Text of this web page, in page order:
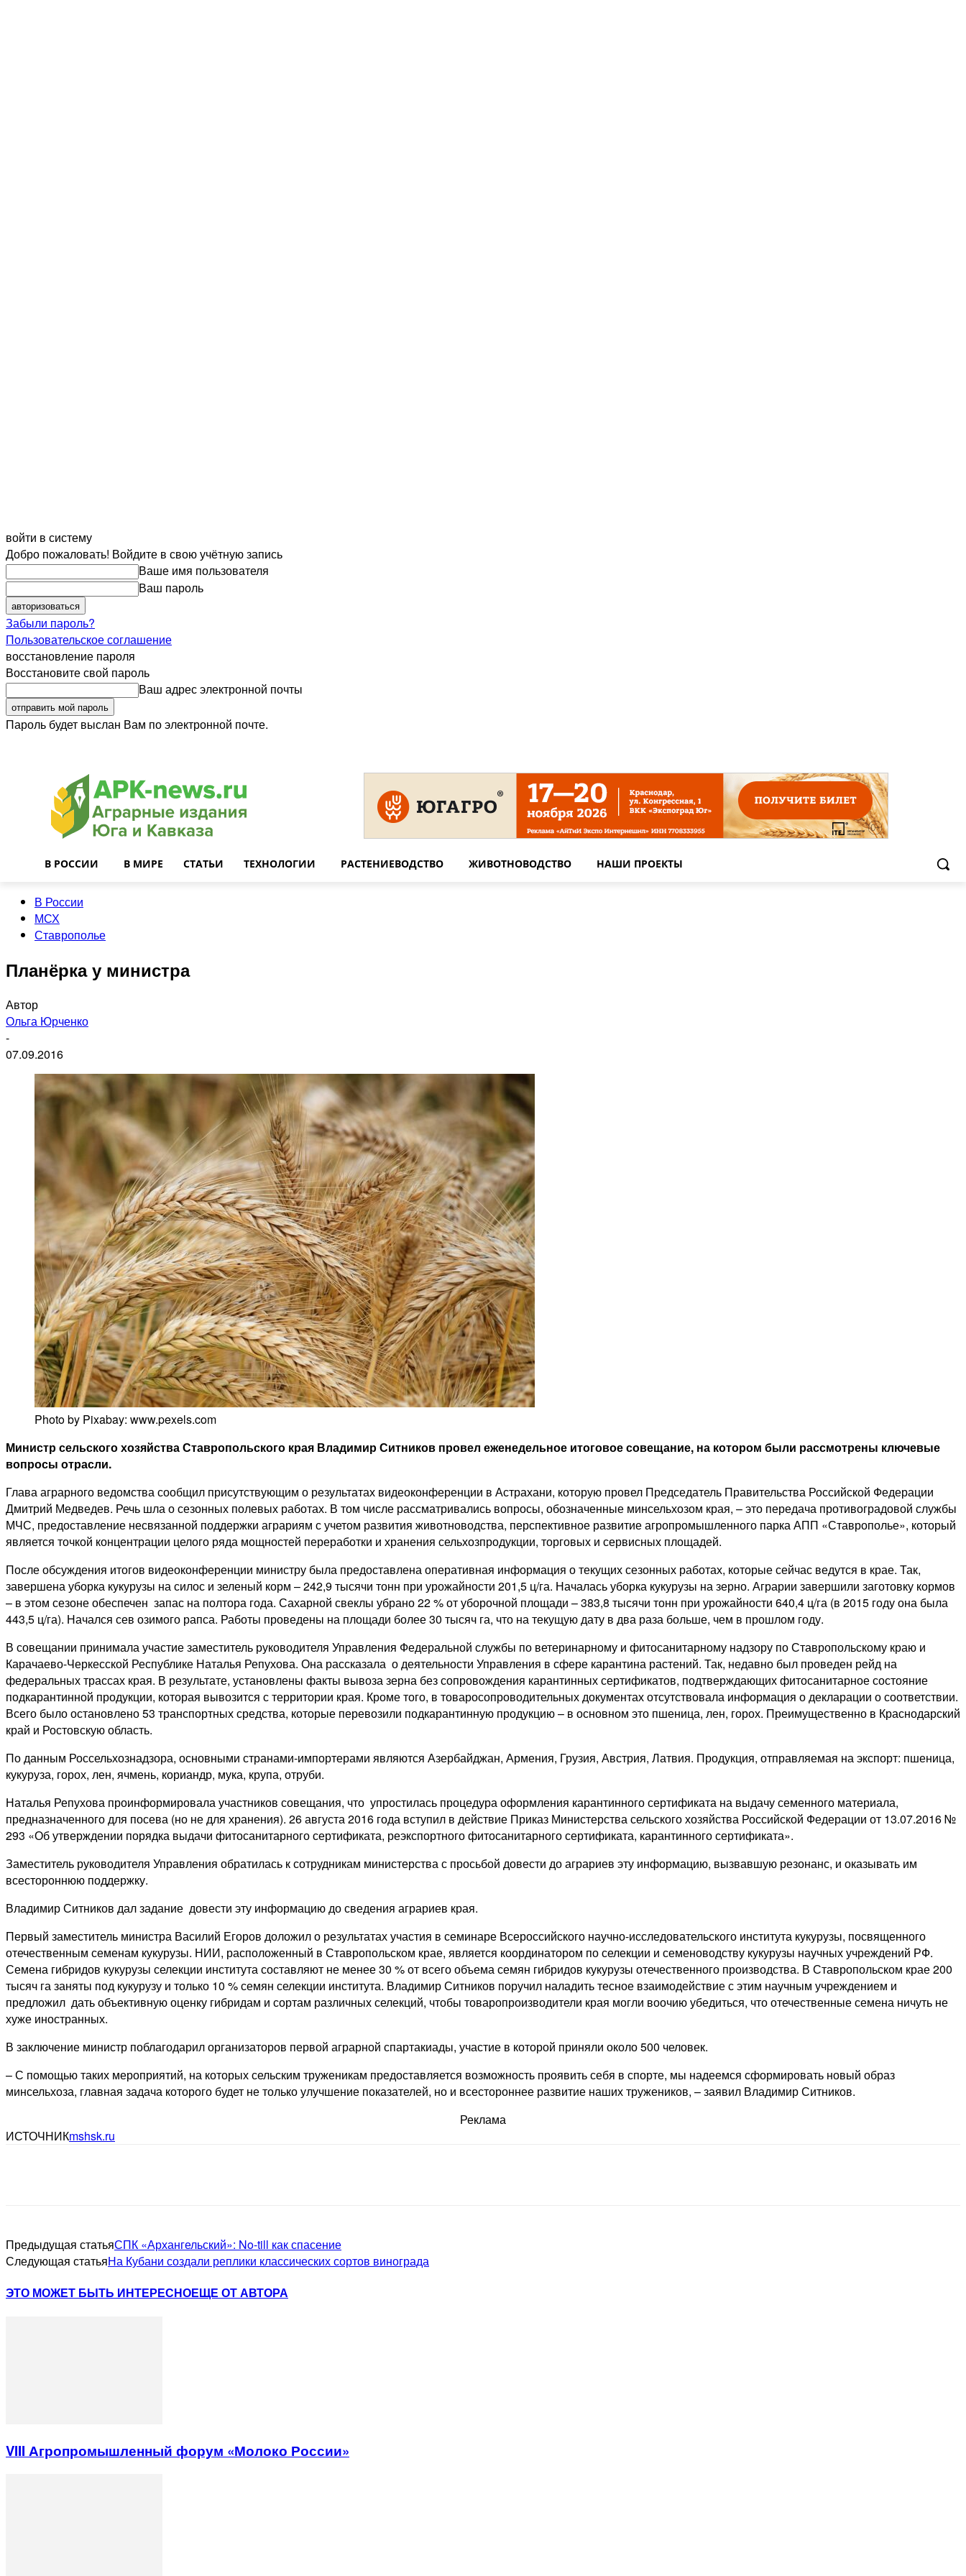
войти в систему
Добро пожаловать! Войдите в свою учётную запись
Ваше имя пользователя
Ваш пароль
Забыли пароль?
Пользовательское соглашение
восстановление пароля
Восстановите свой пароль
Ваш адрес электронной почты
Пароль будет выслан Вам по электронной почте.
В РОССИИ В МИРЕ СТАТЬИ ТЕХНОЛОГИИ РАСТЕНИЕВОДСТВО ЖИВОТНОВОДСТВО НАШИ ПРОЕКТЫ
В России
МСХ
Ставрополье
Планёрка у министра
Автор
Ольга Юрченко
-
07.09.2016
Photo by Pixabay: www.pexels.com
Министр сельского хозяйства Ставропольского края Владимир Ситников провел еженедельное итоговое совещание, на котором были рассмотрены ключевые
вопросы отрасли.
Глава аграрного ведомства сообщил присутствующим о результатах видеоконференции в Астрахани, которую провел Председатель Правительства Российской Федерации
Дмитрий Медведев. Речь шла о сезонных полевых работах. В том числе рассматривались вопросы, обозначенные минсельхозом края, – это передача противоградовой службы
МЧС, предоставление несвязанной поддержки аграриям с учетом развития животноводства, перспективное развитие агропромышленного парка АПП «Ставрополье», который
является точкой концентрации целого ряда мощностей переработки и хранения сельхозпродукции, торговых и сервисных площадей.
После обсуждения итогов видеоконференции министру была предоставлена оперативная информация о текущих сезонных работах, которые сейчас ведутся в крае. Так,
завершена уборка кукурузы на силос и зеленый корм – 242,9 тысячи тонн при урожайности 201,5 ц/га. Началась уборка кукурузы на зерно. Аграрии завершили заготовку кормов
– в этом сезоне обеспечен запас на полтора года. Сахарной свеклы убрано 22 % от уборочной площади – 383,8 тысячи тонн при урожайности 640,4 ц/га (в 2015 году она была
443,5 ц/га). Начался сев озимого рапса. Работы проведены на площади более 30 тысяч га, что на текущую дату в два раза больше, чем в прошлом году.
В совещании принимала участие заместитель руководителя Управления Федеральной службы по ветеринарному и фитосанитарному надзору по Ставропольскому краю и
Карачаево-Черкесской Республике Наталья Репухова. Она рассказала о деятельности Управления в сфере карантина растений. Так, недавно был проведен рейд на
федеральных трассах края. В результате, установлены факты вывоза зерна без сопровождения карантинных сертификатов, подтверждающих фитосанитарное состояние
подкарантинной продукции, которая вывозится с территории края. Кроме того, в товаросопроводительных документах отсутствовала информация о декларации о соответствии.
Всего было остановлено 53 транспортных средства, которые перевозили подкарантинную продукцию – в основном это пшеница, лен, горох. Преимущественно в Краснодарский
край и Ростовскую область.
По данным Россельхознадзора, основными странами-импортерами являются Азербайджан, Армения, Грузия, Австрия, Латвия. Продукция, отправляемая на экспорт: пшеница,
кукуруза, горох, лен, ячмень, кориандр, мука, крупа, отруби.
Наталья Репухова проинформировала участников совещания, что упростилась процедура оформления карантинного сертификата на выдачу семенного материала,
предназначенного для посева (но не для хранения). 26 августа 2016 года вступил в действие Приказ Министерства сельского хозяйства Российской Федерации от 13.07.2016 №
293 «Об утверждении порядка выдачи фитосанитарного сертификата, реэкспортного фитосанитарного сертификата, карантинного сертификата».
Заместитель руководителя Управления обратилась к сотрудникам министерства с просьбой довести до аграриев эту информацию, вызвавшую резонанс, и оказывать им
всестороннюю поддержку.
Владимир Ситников дал задание довести эту информацию до сведения аграриев края.
Первый заместитель министра Василий Егоров доложил о результатах участия в семинаре Всероссийского научно-исследовательского института кукурузы, посвященного
отечественным семенам кукурузы. НИИ, расположенный в Ставропольском крае, является координатором по селекции и семеноводству кукурузы научных учреждений РФ.
Семена гибридов кукурузы селекции института составляют не менее 30 % от всего объема семян гибридов кукурузы отечественного производства. В Ставропольском крае 200
тысяч га заняты под кукурузу и только 10 % семян селекции института. Владимир Ситников поручил наладить тесное взаимодействие с этим научным учреждением и
предложил дать объективную оценку гибридам и сортам различных селекций, чтобы товаропроизводители края могли воочию убедиться, что отечественные семена ничуть не
хуже иностранных.
В заключение министр поблагодарил организаторов первой аграрной спартакиады, участие в которой приняли около 500 человек.
– С помощью таких мероприятий, на которых сельским труженикам предоставляется возможность проявить себя в спорте, мы надеемся сформировать новый образ
минсельхоза, главная задача которого будет не только улучшение показателей, но и всестороннее развитие наших тружеников, – заявил Владимир Ситников.
Реклама
ИСТОЧНИКmshsk.ru
Предыдущая статьяСПК «Архангельский»: No-till как спасение
Следующая статьяНа Кубани создали реплики классических сортов винограда
ЭТО МОЖЕТ БЫТЬ ИНТЕРЕСНОЕЩЕ ОТ АВТОРА
VIII Агропромышленный форум «Молоко России»